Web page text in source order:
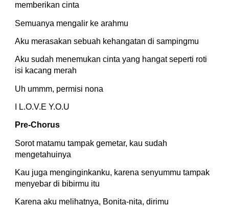
memberikan cinta
Semuanya mengalir ke arahmu
Aku merasakan sebuah kehangatan di sampingmu
Aku sudah menemukan cinta yang hangat seperti roti
isi kacang merah
Uh ummm, permisi nona
I L.O.V.E Y.O.U
Pre-Chorus
Sorot matamu tampak gemetar, kau sudah
mengetahuinya
Kau juga menginginkanku, karena senyummu tampak
menyebar di bibirmu itu
Karena aku melihatnya, Bonita-nita, dirimu